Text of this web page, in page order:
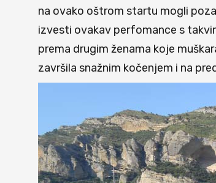
na ovako oštrom startu mogli
izvesti ovakav perfomance s
prema drugim ženama koje
završila snažnim kočenjem i na